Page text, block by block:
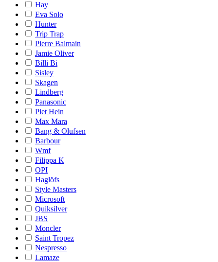
Hay
Eva Solo
Hunter
Trip Trap
Pierre Balmain
Jamie Oliver
Billi Bi
Sisley
Skagen
Lindberg
Panasonic
Piet Hein
Max Mara
Bang & Olufsen
Barbour
Wmf
Filippa K
OPI
Haglöfs
Style Masters
Microsoft
Quiksilver
JBS
Moncler
Saint Tropez
Nespresso
Lamaze